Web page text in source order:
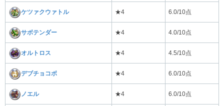
ケツァクウァトル ★4 6.0/10点
サボテンダー ★4 4.0/10点
オルトロス ★4 4.5/10点
デブチョコボ ★4 6.0/10点
ノエル ★4 6.0/10点